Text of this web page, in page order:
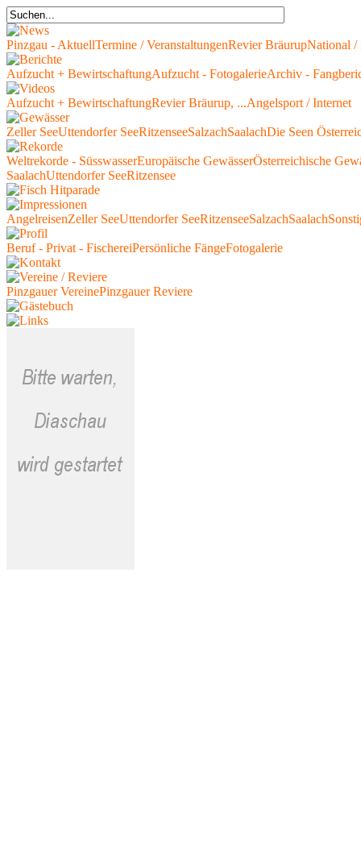
Pinzgau - AktuellTermine / VeranstaltungenRevier BräurupNational /
Aufzucht + BewirtschaftungAufzucht - FotogalerieArchiv -
Aufzucht + BewirtschaftungRevier Bräurup, ...Angelsport / Internet
Zeller SeeUttendorfer SeeRitzenseeSalzachSaalachDie Seen
Weltrekorde - SüsswasserEuropäische GewässerÖsterreichische
SaalachUttendorfer SeeRitzensee
AngelreisenZeller SeeUttendorfer SeeRitzenseeSalzachSaalach
Beruf - Privat - FischereiPersönliche FängeFotogalerie
Pinzgauer VereinePinzgauer Reviere